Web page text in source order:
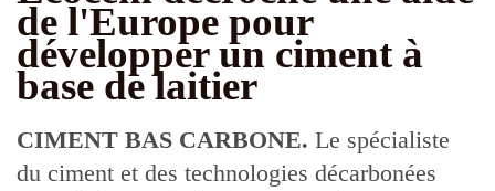
de l'Europe pour
développer un ciment à
base de laitier
CIMENT BAS CARBONE. Le spécialiste
du ciment et des technologies décarbonées